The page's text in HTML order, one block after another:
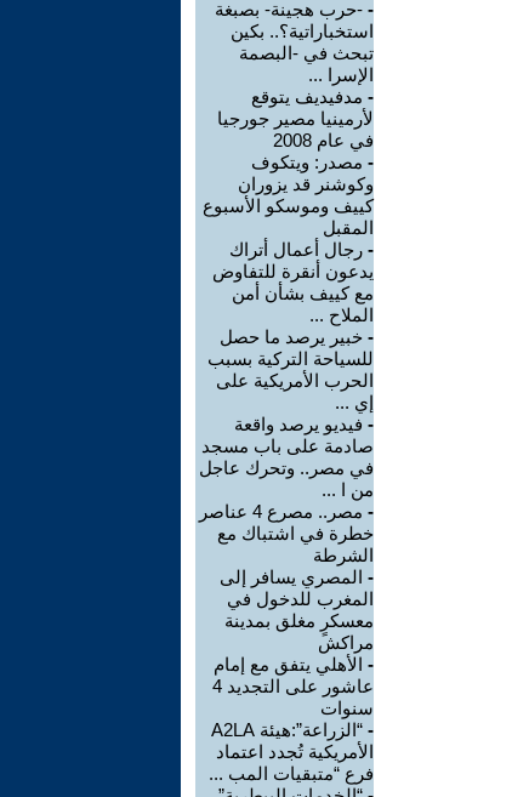
- -حرب هجينة- بصبغة
استخباراتية؟.. بكين
تبحث في -البصمة
الإسرا ...
- مدفيديف يتوقع
لأرمينيا مصير جورجيا
في عام 2008
- مصدر: ويتكوف
وكوشنر قد يزوران
كييف وموسكو الأسبوع
المقبل
- رجال أعمال أتراك
يدعون أنقرة للتفاوض
مع كييف بشأن أمن
الملاح ...
- خبير يرصد ما حصل
للسياحة التركية بسبب
الحرب الأمريكية على
إي ...
- فيديو يرصد واقعة
صادمة على باب مسجد
في مصر.. وتحرك عاجل
من ا ...
-
مصر.. مصرع 4 عناصر
خطرة في اشتباك مع
الشرطة
- المصري يسافر إلى
المغرب للدخول في
معسكرٍ مغلق بمدينة
مراكش
- الأهلي يتفق مع إمام
عاشور على التجديد 4
سنوات
-
“الزراعة”:هيئة A2LA
الأمريكية تُجدد اعتماد
فرع “متبقيات المب ...